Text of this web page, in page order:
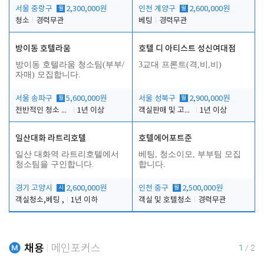
서울 중랑구 월 2,300,000원
청소
경력무관
인천 계양구 월 2,600,000원
베팅
경력무관
방이동 호텔라움
방이동 호텔라움 청소팀(부부/
자매) 모집합니다.
서울 송파구 월 5,600,000원
전반적인 청소 업무(객실청소.객실정리)
1년 이상
호텔 디 아티스트 성신여대점
3교대 프론트(격,비,비)
서울 성북구 월 2,900,000원
객실판매 및 고객응대
1년 이상
일산대화 라트리호텔
일산 대화역 라트리호텔에서
청소팀을 구인합니다.
경기 고양시 시
2,600,000원
객실청소,베팅 ,
1년 이하
호텔에어포트준
베팅, 청소이모, 부부팀 모집
합니다.
인천 중구 월 2,500,000원
객실 및 호텔청소
경력무관
채용 메인포커스 1 / 2